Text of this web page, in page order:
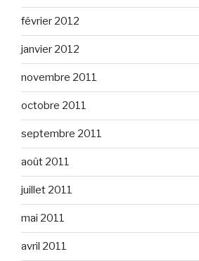
février 2012
janvier 2012
novembre 2011
octobre 2011
septembre 2011
août 2011
juillet 2011
mai 2011
avril 2011